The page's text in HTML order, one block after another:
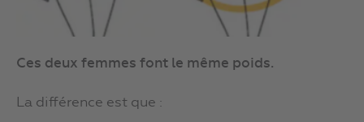
Ces deux femmes font le même poids.
La différence est que :